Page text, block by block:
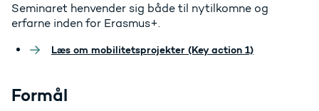
Seminaret henvender sig både til nytilkomne og
erfarne inden for Erasmus+.
Læs om mobilitetsprojekter (Key action 1)
Formål